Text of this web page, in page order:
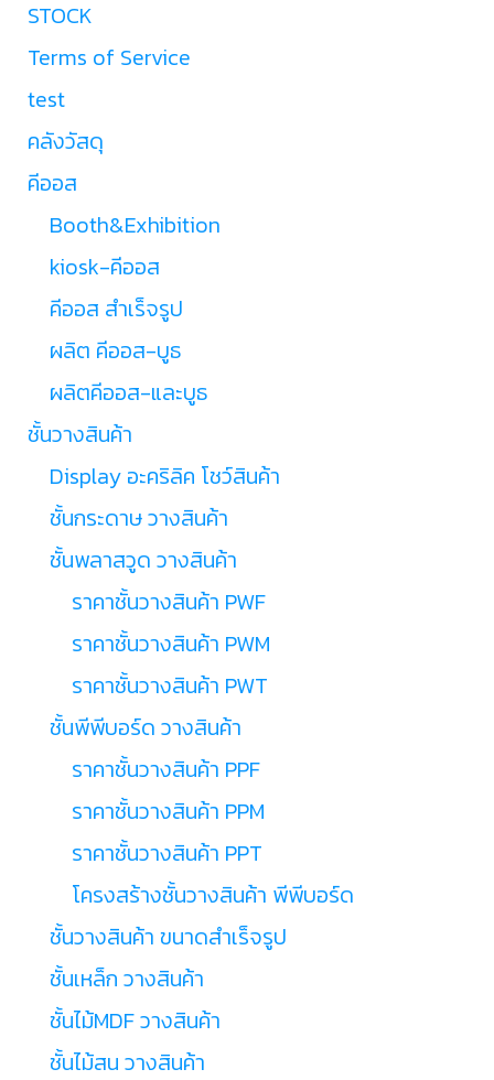
STOCK
Terms of Service
test
คลังวัสดุ
คีออส
Booth&Exhibition
kiosk-คีออส
คีออส สำเร็จรูป
ผลิต คีออส-บูธ
ผลิตคีออส-และบูธ
ชั้นวางสินค้า
Display อะคริลิค โชว์สินค้า
ชั้นกระดาษ วางสินค้า
ชั้นพลาสวูด วางสินค้า
ราคาชั้นวางสินค้า PWF
ราคาชั้นวางสินค้า PWM
ราคาชั้นวางสินค้า PWT
ชั้นพีพีบอร์ด วางสินค้า
ราคาชั้นวางสินค้า PPF
ราคาชั้นวางสินค้า PPM
ราคาชั้นวางสินค้า PPT
โครงสร้างชั้นวางสินค้า พีพีบอร์ด
ชั้นวางสินค้า ขนาดสำเร็จรูป
ชั้นเหล็ก วางสินค้า
ชั้นไม้MDF วางสินค้า
ชั้นไม้สน วางสินค้า